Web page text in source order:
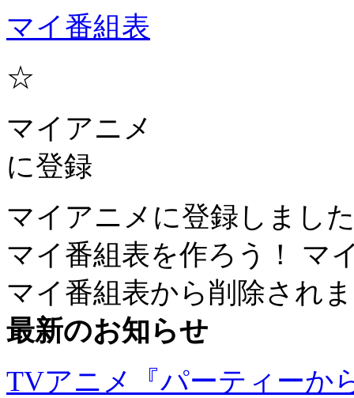
マイ番組表
☆
マイアニメ
に登録
マイアニメに登録しまし
マイ番組表を作ろう！
マ
マイ番組表から削除され
最新のお知らせ
TVアニメ『パーティーか